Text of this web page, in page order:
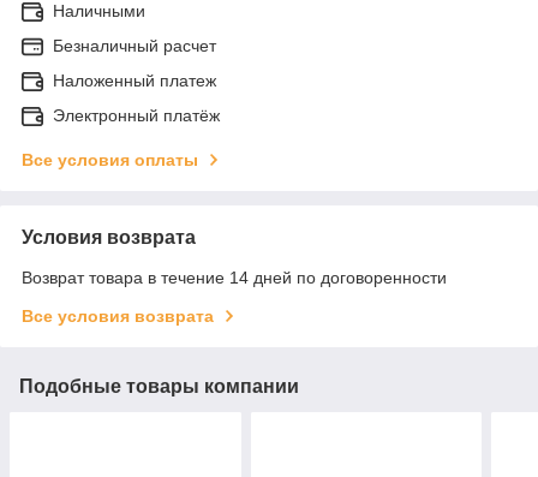
Наличными
Безналичный расчет
Наложенный платеж
Электронный платёж
Все условия оплаты
Условия возврата
Возврат товара в течение 14 дней по договоренности
Все условия возврата
Подобные товары компании